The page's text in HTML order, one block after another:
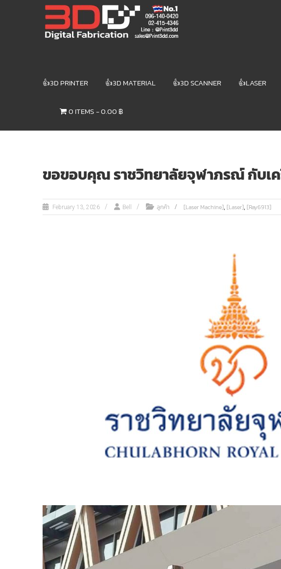
3DD DIGITAL
FABRICATION
3D Printer |
👍3D PRINTER 👍3D MATERIAL 👍3D SCANNER 👍LASER
0 ITEMS 0.00 ฿
ขอขอบคุณ ราชวิทยาลัยจุฬาภรณ์ กับเค
February 13, 2026 Bell ลูกค้า [Laser Machine],[Laser],[Ray6913]